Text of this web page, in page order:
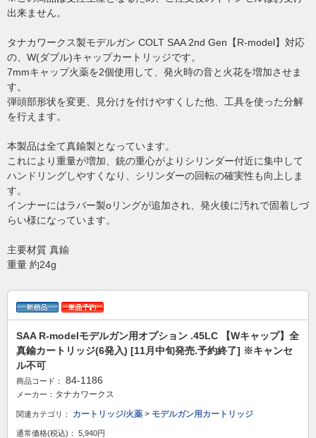
出来ません。
タナカワークス製モデルガン COLT SAA 2nd Gen【R-model】対応
の、W(ダブル)キャップカートリッジです。
7mmキャップ火薬を2個使用して、発火時の音と火花を増加させま
す。
弾頭部形状を変更、見分けを付けやすくした他、工具を使った分解
を行えます。
本製品は全て真鍮製となっています。
これにより重量が増加、銃の重心がよりシリンダー付近に集中して
ハンドリングしやすくなり、シリンダーの回転の確実性も向上しま
す。
インナーにはラバー製oリングが追加され、発火後に汚れで固着しづ
らい様になっています。
主要材質 真鍮
重量 約24g
SAA R-modelモデルガン用オプション .45LC 【Wキャップ】全
真鍮カートリッジ(6発入) [11月中旬発売.予約終了] ※キャンセ
ル不可
商品コード： 84-1186
メーカー： タナカワークス
関連カテゴリ： カートリッジ/火薬 > モデルガン用カートリッジ
通常価格(税込)：
5,940円